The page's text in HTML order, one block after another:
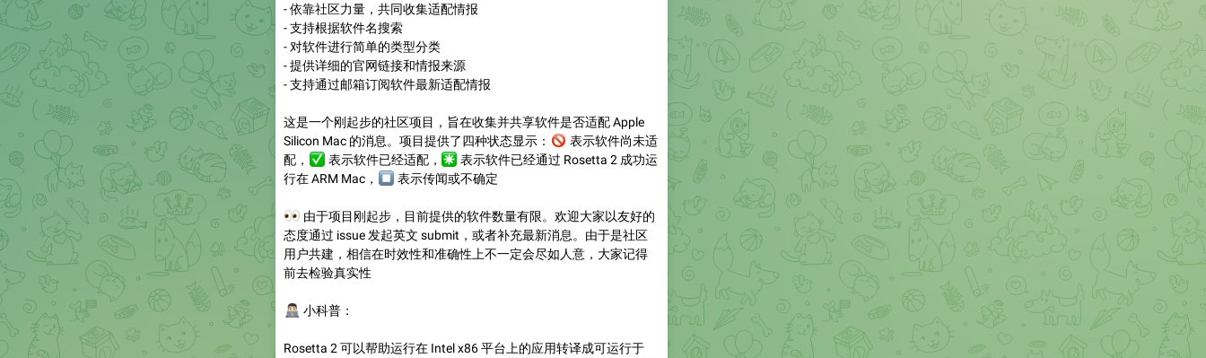
- 依靠社区力量，共同收集适配情报
- 支持根据软件名搜索
- 对软件进行简单的类型分类
- 提供详细的官网链接和情报来源
- 支持通过邮箱订阅软件最新适配情报
这是一个刚起步的社区项目，旨在收集并共享软件是否适配 Apple
Silicon Mac 的消息。项目提供了四种状态显示：
🚫表示软件尚未适
配，
✅表示软件已经适配，
✳️表示软件已经通过 Rosetta 2 成功运
行在 ARM Mac，
⏹表示传闻或不确定
👀由于项目刚起步，目前提供的软件数量有限。欢迎大家以友好的
态度通过 issue 发起英文 submit，或者补充最新消息。由于是社区
用户共建，相信在时效性和准确性上不一定会尽如人意，大家记得
前去检验真实性
👨🏻‍💻
小科普：
Rosetta 2 可以帮助运行在 Intel x86 平台上的应用转译成可运行于